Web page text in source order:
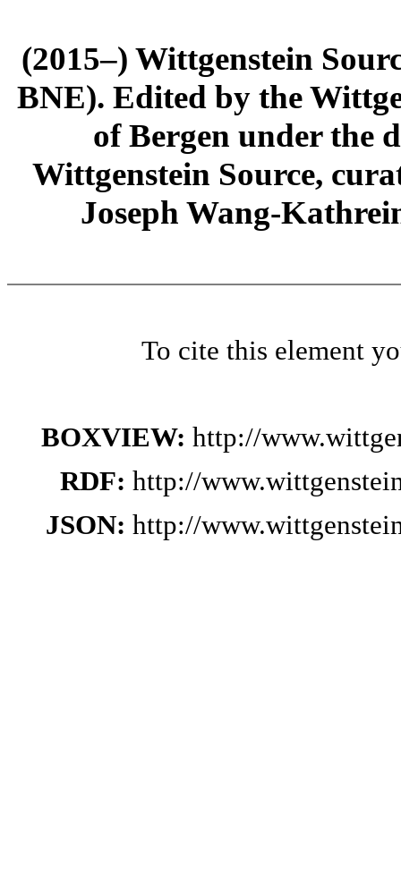
(2015–) Wittgenstein
BNE). Edited by the
of Bergen under the
Wittgenstein Source,
Joseph Wang-
To cite this element
BOXVIEW: http://
RDF: http://
JSON: http://